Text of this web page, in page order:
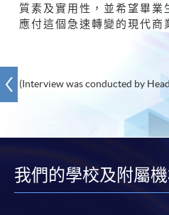
質素及實用性，並希望畢業
應付這個急速轉變的現代商
(Interview was conducted by
我們的學校及附屬